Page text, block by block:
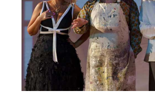
"Страшне
прокляття"